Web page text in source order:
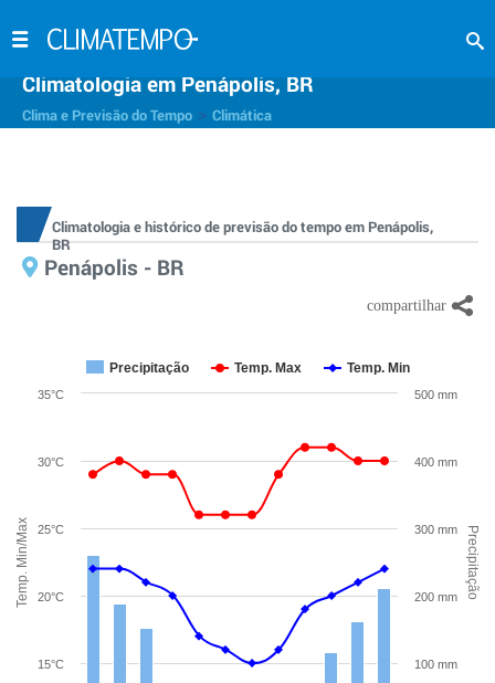
Climatologia em Penápolis, BR
Clima e Previsão do Tempo Climática
Climatologia e histórico de previsão do tempo em Penápolis,
BR
Penápolis - BR
Temp. Min/Max Precipitação
Precipitação Temp. Max Temp. Min
15°C
20°C
25°C
30°C
35°C
100 mm
200 mm
300 mm
400 mm
500 mm